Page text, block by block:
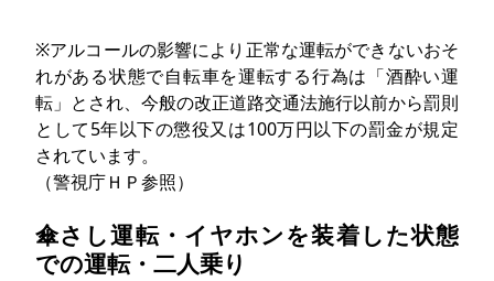
※アルコールの影響により正常な運転ができないおそ
れがある状態で自転車を運転する行為は「酒酔い運
転」とされ、今般の改正道路交通法施行以前から罰則
として5年以下の懲役又は100万円以下の罰金が規定
されています。
（警視庁ＨＰ参照）
傘さし運転・イヤホンを装着した状態
での運転・二人乗り